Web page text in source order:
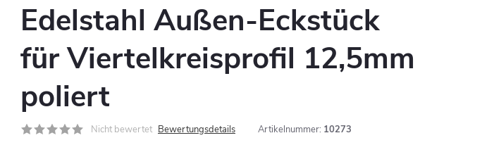
Edelstahl Außen-Eckstück
für Viertelkreisprofil 12,5mm
poliert
Nicht bewertet Bewertungsdetails Artikelnummer: 10273